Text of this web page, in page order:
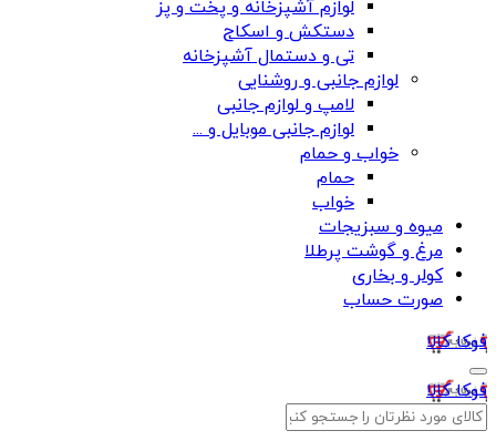
لوازم آشپزخانه و پخت و پز
دستکش و اسکاج
تی و دستمال آشپزخانه
لوازم جانبی و روشنایی
لامپ و لوازم جانبی
لوازم جانبی موبایل و ...
خواب و حمام
حمام
خواب
میوه و سبزیجات
مرغ و گوشت پرطلا
کولر و بخاری
صورت حساب
فوکا کالا
فوکا کالا